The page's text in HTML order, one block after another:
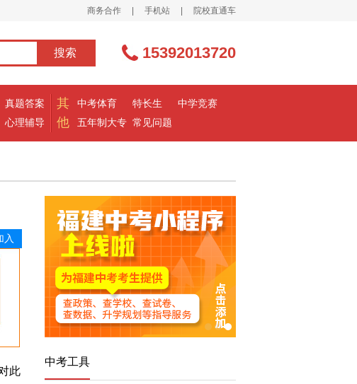
商务合作 手机站 院校直通车
搜索 15392013720
真题答案
心理辅导
其
他
中考体育
五年制大专
特长生
常见问题
中学竞赛
入
此
中考工具